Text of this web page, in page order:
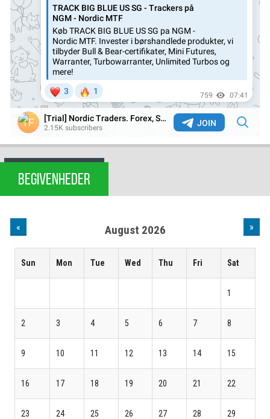
BEGIVENHEDER
« August 2026 »
Sun Mon Tue Wed Thu Fri Sat
1
2 3 4 5 6 7 8
9 10 11 12 13 14 15
16 17 18 19 20 21 22
23 24 25 26 27 28 29